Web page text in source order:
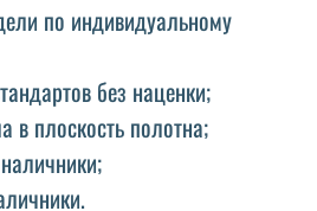
по индивидуальному
без наценки;
в плоскость полотна;